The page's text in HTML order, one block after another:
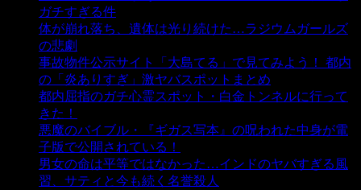
ガチすぎる件
体が崩れ落ち、遺体は光り続けた…ラジウムガールズ
の悲劇
事故物件公示サイト「大島てる」で見てみよう！ 都内
の「炎ありすぎ」激ヤバスポットまとめ
都内屈指のガチ心霊スポット・白金トンネルに行って
きた！
悪魔のバイブル・『ギガス写本』の呪われた中身が電
子版で公開されている！
男女の命は平等ではなかった…インドのヤバすぎる風
習、サティと今も続く名誉殺人